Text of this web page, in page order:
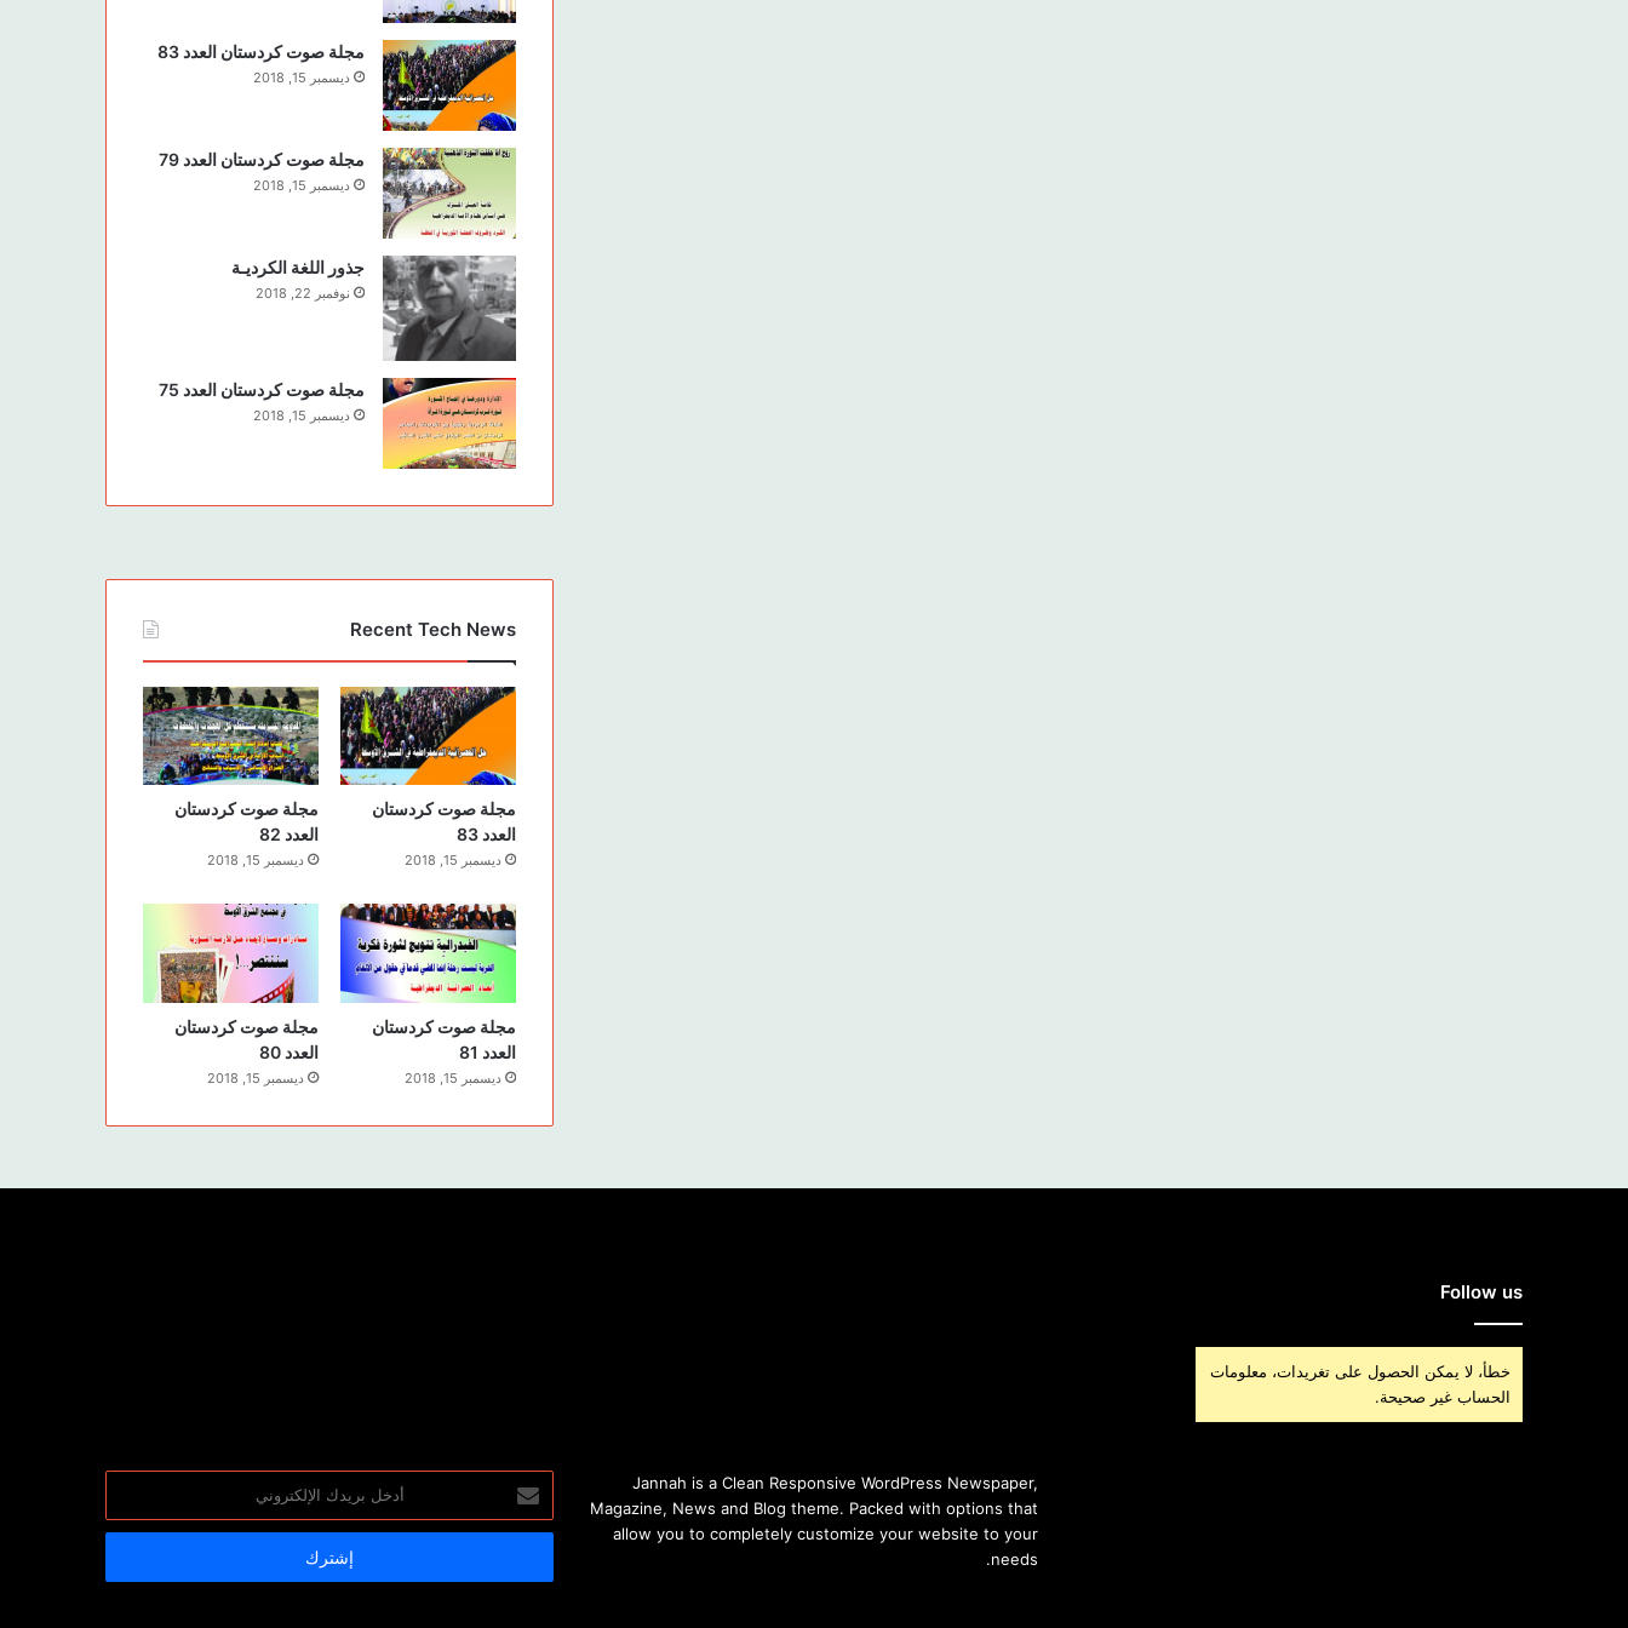
مجلة صوت كردستان العدد 83
ديسمبر 15, 2018
مجلة صوت كردستان العدد 79
ديسمبر 15, 2018
جذور اللغة الكرديـة
نوفمبر 22, 2018
مجلة صوت كردستان العدد 75
ديسمبر 15, 2018
Recent Tech News
مجلة صوت كردستان
العدد 83
ديسمبر 15, 2018
مجلة صوت كردستان
العدد 82
ديسمبر 15, 2018
مجلة صوت كردستان
العدد 81
ديسمبر 15, 2018
مجلة صوت كردستان
العدد 80
ديسمبر 15, 2018
Follow us
خطأ، لا يمكن الحصول على تغريدات، معلومات
الحساب غير صحيحة.
Jannah is a Clean Responsive WordPress Newspaper,
Magazine, News and Blog theme. Packed with options that
allow you to completely customize your website to your
needs.
بريدك
الإلكتروني